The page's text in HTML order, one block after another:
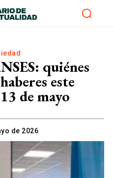
quiénes
este
de mayo
de 2026